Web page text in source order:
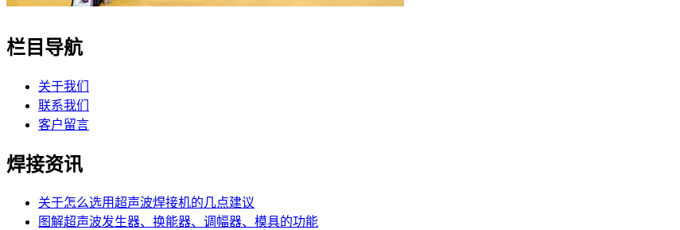
栏目导航
关于我们
联系我们
客户留言
焊接资讯
关于怎么选用超声波焊接机的几点建议
图解超声波发生器、换能器、调幅器、模具的功能